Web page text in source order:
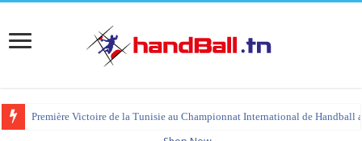
Première Victoire de la Tunisie au Championnat International de Handball